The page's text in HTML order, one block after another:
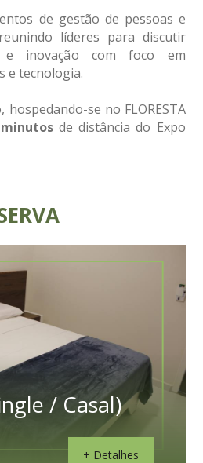
de gestão de pessoas e
líderes para discutir
e inovação com foco em
e tecnologia.
se no FLORESTA
de distância do Expo
/ Casal)
+ Detalhes